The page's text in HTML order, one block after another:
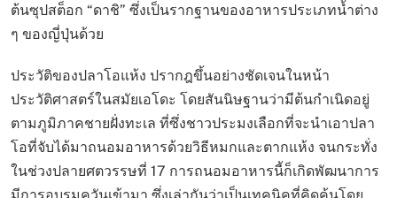
ต้นซุปสต็อก “ดาชิ” ซึ่งเป็นรากฐานของอาหารประเภทน้ำต่าง
ๆ ของญี่ปุ่นด้วย
ประวัติของปลาโอแห้ง ปรากฎขึ้นอย่างชัดเจนในหน้า
ประวัติศาสตร์ในสมัยเอโดะ โดยสันนิษฐานว่ามีต้นกำเนิดอยู่
ตามภูมิภาคชายฝั่งทะเล ที่ซึ่งชาวประมงเลือกที่จะนำเอาปลา
โอที่จับได้มาถนอมอาหารด้วยวิธีหมกและตากแห้ง จนกระทั่ง
ในช่วงปลายศตวรรษที่ 17 การถนอมอาหารนี้ก็เกิดพัฒนาการ